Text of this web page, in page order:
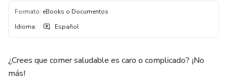
Formato: eBooks o Documentos
Idioma: Español
¿Crees que comer saludable es caro o complicado? ¡No
más!